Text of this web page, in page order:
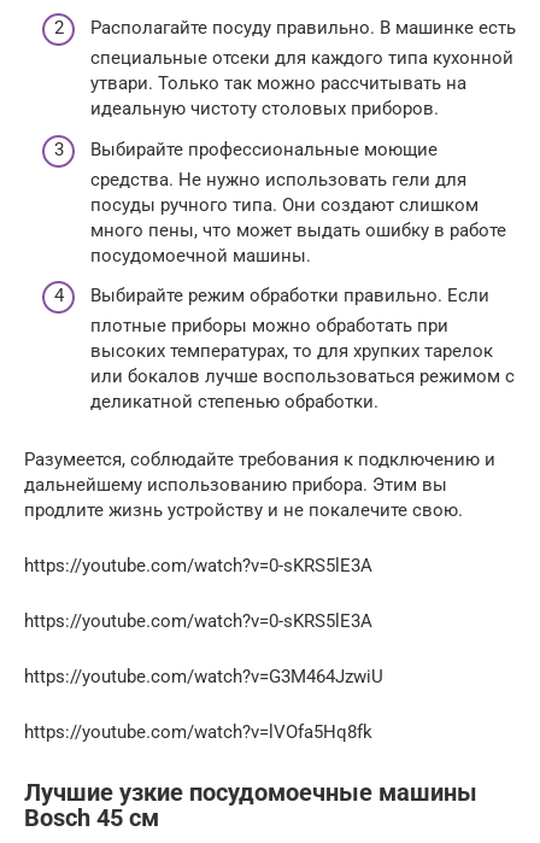
Располагайте посуду правильно. В машинке есть
специальные отсеки для каждого типа кухонной
утвари. Только так можно рассчитывать на
идеальную чистоту столовых приборов.
Выбирайте профессиональные моющие
средства. Не нужно использовать гели для
посуды ручного типа. Они создают слишком
много пены, что может выдать ошибку в работе
посудомоечной машины.
Выбирайте режим обработки правильно. Если
плотные приборы можно обработать при
высоких температурах, то для хрупких тарелок
или бокалов лучше воспользоваться режимом с
деликатной степенью обработки.
Разумеется, соблюдайте требования к подключению и
дальнейшему использованию прибора. Этим вы
продлите жизнь устройству и не покалечите свою.
https://youtube.com/watch?v=0-sKRS5lE3A
https://youtube.com/watch?v=0-sKRS5lE3A
https://youtube.com/watch?v=G3M464JzwiU
https://youtube.com/watch?v=lVOfa5Hq8fk
Лучшие узкие посудомоечные машины
Bosch 45 см